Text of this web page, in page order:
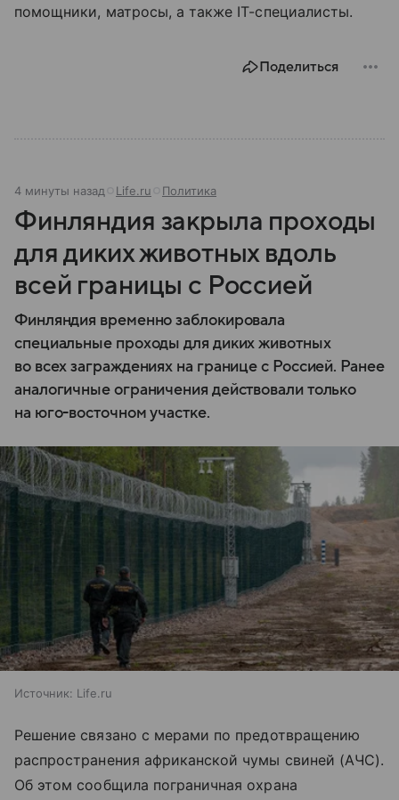
помощники, матросы, а также IT-специалисты.
Поделиться
4 минуты назад Life.ru Политика
Финляндия закрыла проходы
для диких животных вдоль
всей границы с Россией
Финляндия временно заблокировала
специальные проходы для диких животных
во всех заграждениях на границе с Россией. Ранее
аналогичные ограничения действовали только
на юго-восточном участке.
Источник: Life.ru
Решение связано с мерами по предотвращению
распространения африканской чумы свиней (АЧС).
Об этом сообщила пограничная охрана